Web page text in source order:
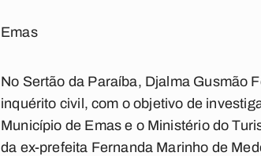
Emas
No Sertão da Paraíba, Djalma Gusmão
inquérito civil, com o objetivo de
Município de Emas e o Ministério do
da ex-prefeita Fernanda Marinho de